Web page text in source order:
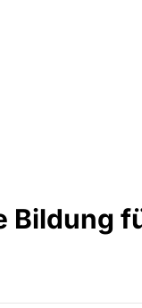
Bildung